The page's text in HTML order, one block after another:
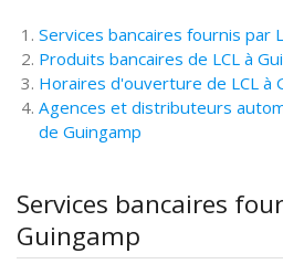
Services bancaires fournis par
Produits bancaires de LCL à
Horaires d'ouverture de LCL à
Agences et distributeurs
de Guingamp
Services bancaires
Guingamp